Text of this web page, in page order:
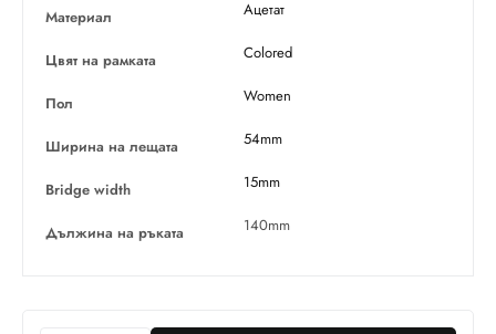
Материал Ацетат
Цвят на рамката Colored
Пол Women
Ширина на лещата 54mm
Bridge width 15mm
Дължина на ръката 140mm